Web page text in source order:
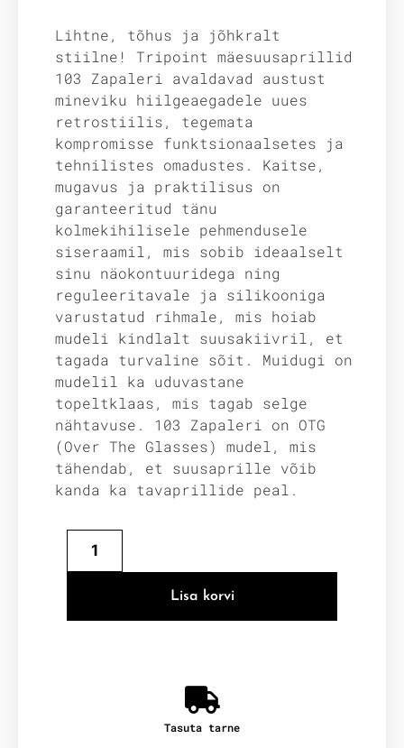
Lihtne, tõhus ja jõhkralt
stiilne! Tripoint mäesuusaprillid
103 Zapaleri avaldavad austust
mineviku hiilgeaegadele uues
retrostiilis, tegemata
kompromisse funktsionaalsetes ja
tehnilistes omadustes. Kaitse,
mugavus ja praktilisus on
garanteeritud tänu
kolmekihilisele pehmendusele
siseraamil, mis sobib ideaalselt
sinu näokontuuridega ning
reguleeritavale ja silikooniga
varustatud rihmale, mis hoiab
mudeli kindlalt suusakiivril, et
tagada turvaline sõit. Muidugi on
mudelil ka uduvastane
topeltklaas, mis tagab selge
nähtavuse. 103 Zapaleri on OTG
(Over The Glasses) mudel, mis
tähendab, et suusaprille võib
kanda ka tavaprillide peal.
Lisa korvi
Tasuta tarne